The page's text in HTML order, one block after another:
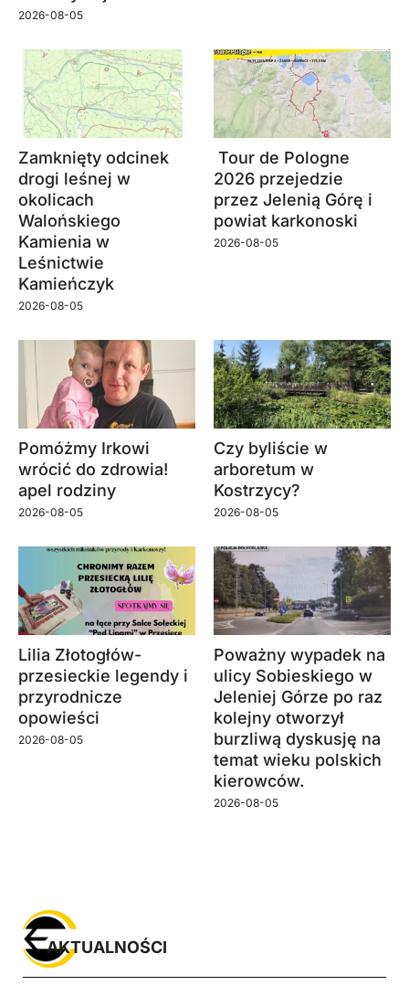
2026-08-05
Zamknięty odcinek
drogi leśnej w
okolicach
Walońskiego
Kamienia w
Leśnictwie
Kamieńczyk
2026-08-05
Tour de Pologne
2026 przejedzie
przez Jelenią Górę i
powiat karkonoski
2026-08-05
Pomóżmy Irkowi
wrócić do zdrowia!
apel rodziny
2026-08-05
Czy byliście w
arboretum w
Kostrzycy?
2026-08-05
Lilia Złotogłów-
przesieckie legendy i
przyrodnicze
opowieści
2026-08-05
Poważny wypadek na
ulicy Sobieskiego w
Jeleniej Górze po raz
kolejny otworzył
burzliwą dyskusję na
temat wieku polskich
kierowców.
2026-08-05
AKTUALNOŚCI